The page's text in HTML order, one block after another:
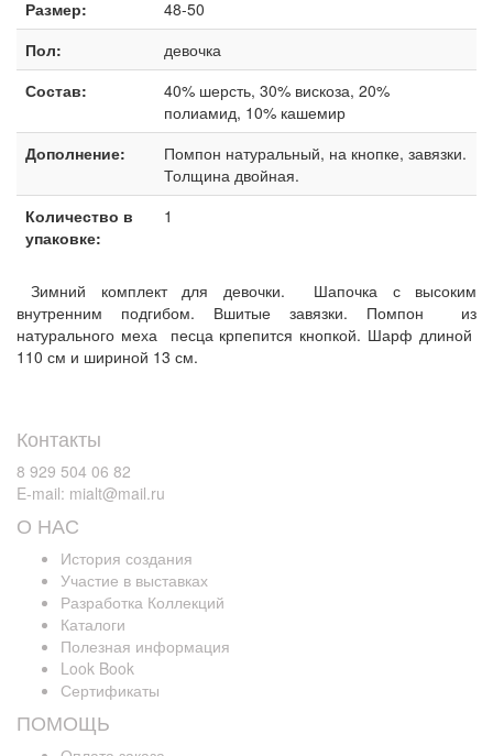
Размер:
48-50
Пол:
девочка
Состав:
40% шерсть, 30% вискоза, 20%
полиамид, 10% кашемир
Дополнение:
Помпон натуральный, на кнопке, завязки.
Толщина двойная.
Количество в
упаковке:
1
Зимний комплект для девочки. Шапочка с высоким
внутренним подгибом. Вшитые завязки. Помпон из
натурального меха песца крпепится кнопкой. Шарф длиной
110 см и шириной 13 см.
Контакты
8 929 504 06 82
E-mail: mialt@mail.ru
О НАС
История создания
Участие в выставках
Разработка Коллекций
Каталоги
Полезная информация
Look Book
Сертификаты
ПОМОЩЬ